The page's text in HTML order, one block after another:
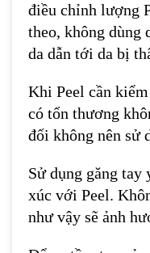
điều chỉnh lượng
theo, không dùng
da dẫn tới da bị
Khi Peel cần
có tổn thương
đối không nên sử
Sử dụng găng tay
xúc với Peel.
như vậy sẽ ảnh